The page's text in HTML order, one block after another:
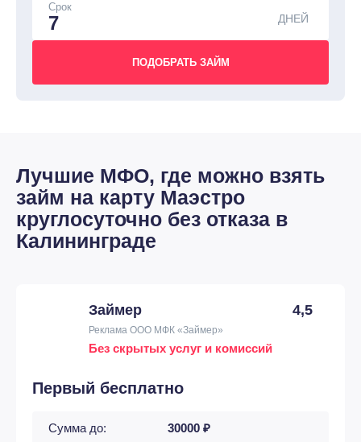
Срок
ДНЕЙ
Лучшие МФО, где можно взять
займ на карту Маэстро
круглосуточно без отказа в
Калининграде
Займер 4,5
Реклама ООО МФК «Займер»
Без скрытых услуг и комиссий
Первый бесплатно
Сумма до: 30000 ₽